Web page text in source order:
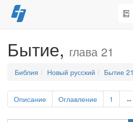
Перейти
к
Бытие, глава 21
Библия Новый русский Бытие 21
Описание Оглавление 1 ↔